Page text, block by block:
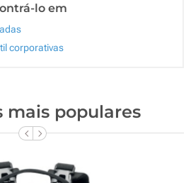
lo em
corporativas
mais populares